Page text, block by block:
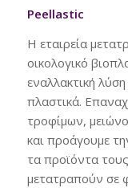
Peellastic
Η εταιρεία
οικολογικό
εναλλακτική
πλαστικά.
τροφίμων,
και προάγουμε
τα προϊόντα
μετατραπούν σε